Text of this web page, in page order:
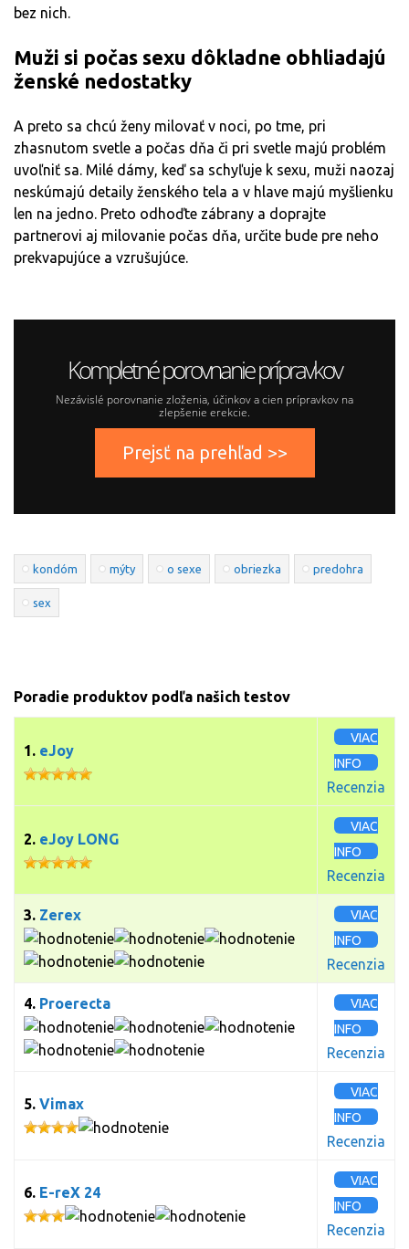
bez nich.
Muži si počas sexu dôkladne obhliadajú
ženské nedostatky
A preto sa chcú ženy milovať v noci, po tme, pri
zhasnutom svetle a počas dňa či pri svetle majú problém
uvoľniť sa. Milé dámy, keď sa schyľuje k sexu, muži naozaj
neskúmajú detaily ženského tela a v hlave majú myšlienku
len na jedno. Preto odhoďte zábrany a doprajte
partnerovi aj milovanie počas dňa, určite bude pre neho
prekvapujúce a vzrušujúce.
Kompletné porovnanie prípravkov
Nezávislé porovnanie zloženia, účinkov a cien prípravkov na
zlepšenie erekcie.
Prejsť na prehľad >>
kondóm mýty o sexe obriezka predohra
sex
Poradie produktov podľa našich testov
1. eJoy
VIAC
INFO
Recenzia
2. eJoy LONG
VIAC
INFO
Recenzia
3. Zerex
VIAC
INFO
Recenzia
4. Proerecta
VIAC
INFO
Recenzia
5. Vimax
VIAC
INFO
Recenzia
6. E-reX 24
VIAC
INFO
Recenzia